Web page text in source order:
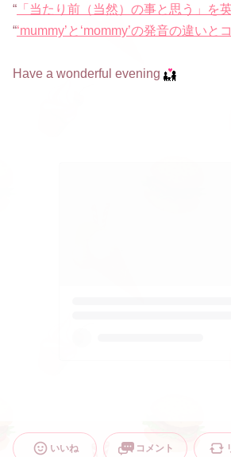
“ 「当たり前（当然）の事と思う」を
“‘mummy’と‘mommy’の発音の違いと
Have a wonderful evening
いいね コメント